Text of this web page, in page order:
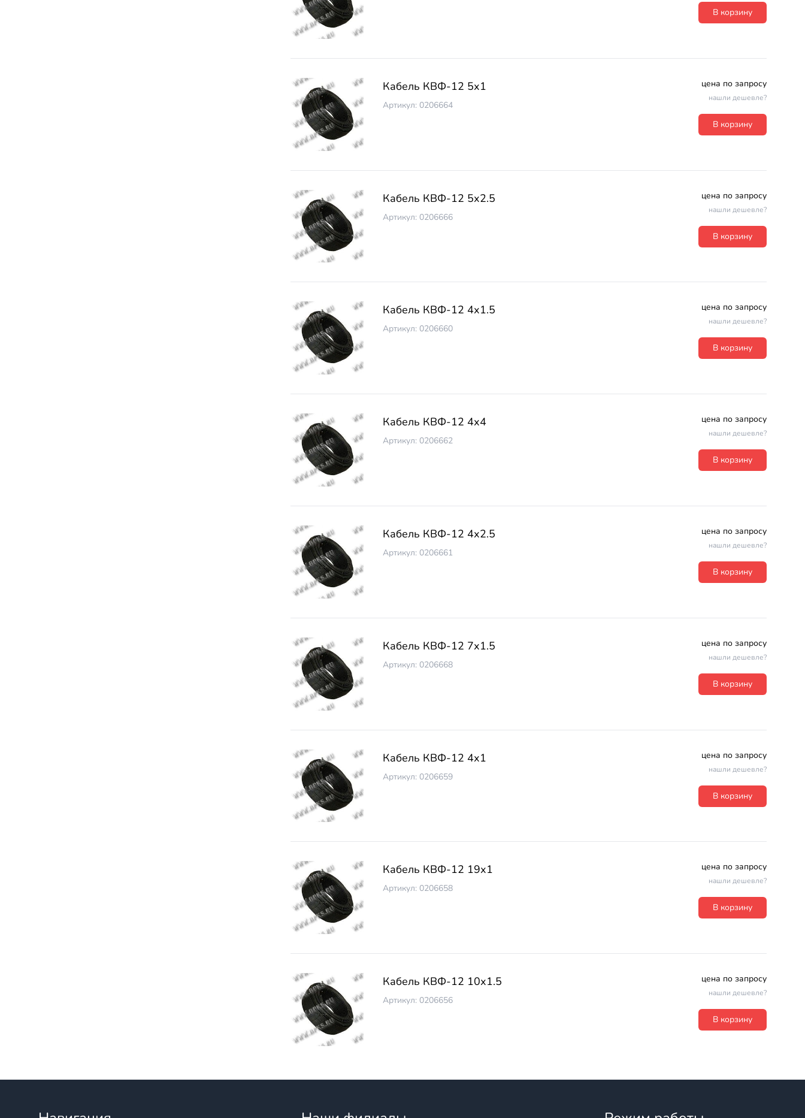
В корзину
Кабель КВФ-12 5х1
Артикул: 0206664
цена по запросу
нашли дешевле?
В корзину
Кабель КВФ-12 5х2.5
Артикул: 0206666
цена по запросу
нашли дешевле?
В корзину
Кабель КВФ-12 4х1.5
Артикул: 0206660
цена по запросу
нашли дешевле?
В корзину
Кабель КВФ-12 4х4
Артикул: 0206662
цена по запросу
нашли дешевле?
В корзину
Кабель КВФ-12 4х2.5
Артикул: 0206661
цена по запросу
нашли дешевле?
В корзину
Кабель КВФ-12 7х1.5
Артикул: 0206668
цена по запросу
нашли дешевле?
В корзину
Кабель КВФ-12 4х1
Артикул: 0206659
цена по запросу
нашли дешевле?
В корзину
Кабель КВФ-12 19х1
Артикул: 0206658
цена по запросу
нашли дешевле?
В корзину
Кабель КВФ-12 10х1.5
Артикул: 0206656
цена по запросу
нашли дешевле?
В корзину